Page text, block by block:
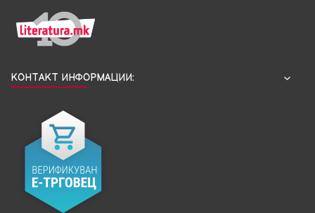
КОНТАКТ ИНФОРМАЦИИ: